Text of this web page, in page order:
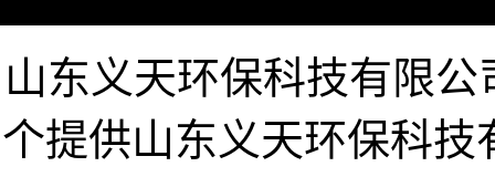
山东义天环保科技有限公
个提供山东义天环保科